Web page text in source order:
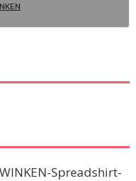
Spreadshirt-